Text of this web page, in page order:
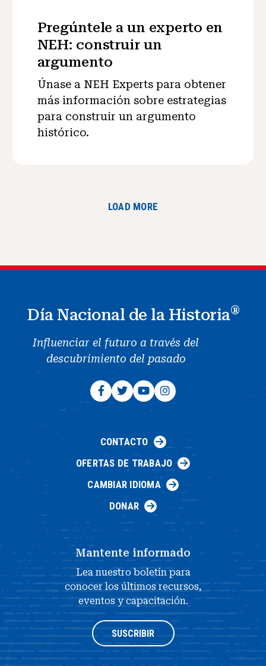
Pregúntele a un experto en
NEH: construir un
argumento
Únase a NEH Experts para obtener
más información sobre estrategias
para construir un argumento
histórico.
LOAD MORE
Día Nacional de la Historia®
Influenciar el futuro a través del
descubrimiento del pasado
CONTACTO
OFERTAS DE TRABAJO
CAMBIAR IDIOMA
DONAR
Mantente informado
Lea nuestro boletín para
conocer los últimos recursos,
eventos y capacitación.
SUSCRIBIR